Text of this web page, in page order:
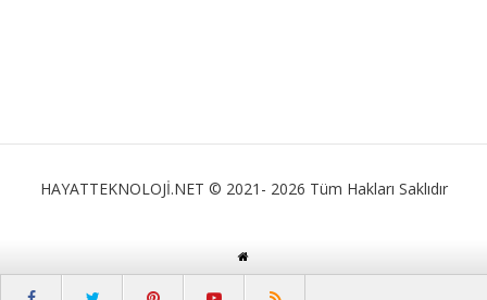
HAYATTEKNOLOJİ.NET © 2021- 2026 Tüm Hakları Saklıdır